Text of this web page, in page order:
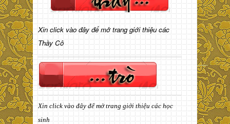
Xin click vào đây để mở trang giới thiệu các
Thầy Cô
Xin click vào đây để mở trang giới thiệu các học
sinh